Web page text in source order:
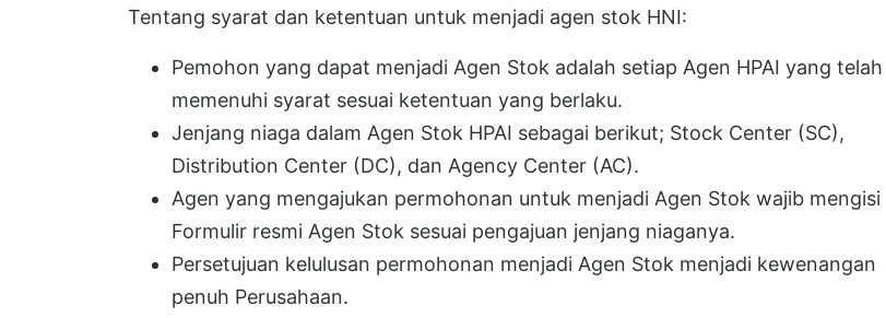
Tentang syarat dan ketentuan untuk menjadi agen stok HNI:
Pemohon yang dapat menjadi Agen Stok adalah setiap Agen HPAI yang telah
memenuhi syarat sesuai ketentuan yang berlaku.
Jenjang niaga dalam Agen Stok HPAI sebagai berikut; Stock Center (SC),
Distribution Center (DC), dan Agency Center (AC).
Agen yang mengajukan permohonan untuk menjadi Agen Stok wajib mengisi
Formulir resmi Agen Stok sesuai pengajuan jenjang niaganya.
Persetujuan kelulusan permohonan menjadi Agen Stok menjadi kewenangan
penuh Perusahaan.